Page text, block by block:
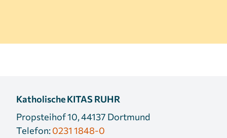
Katholische KITAS RUHR
Propsteihof 10, 44137 Dortmund
Telefon:0231 1848-0